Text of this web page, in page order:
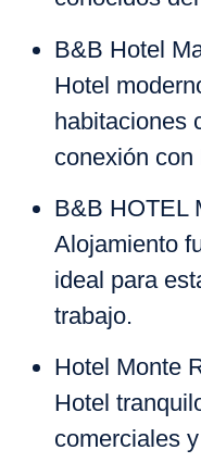
B&B Hotel
Hotel
habitaciones
conexión con
B&B HOTEL
Alojamiento
ideal para
trabajo.
Hotel Monte
Hotel
comerciales